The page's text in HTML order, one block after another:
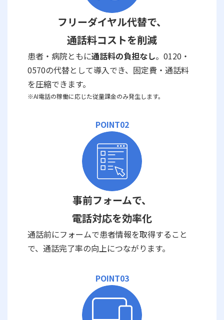
フリーダイヤル代替で、
通話料コストを削減
患者・病院ともに通話料の負担なし。0120・
0570の代替として導入でき、固定費・通話料
を圧縮できます。
※AI電話の稼働に応じた従量課金のみ発生します。
POINT02
事前フォームで、
電話対応を効率化
通話前にフォームで患者情報を取得すること
で、通話完了率の向上につながります。
POINT03